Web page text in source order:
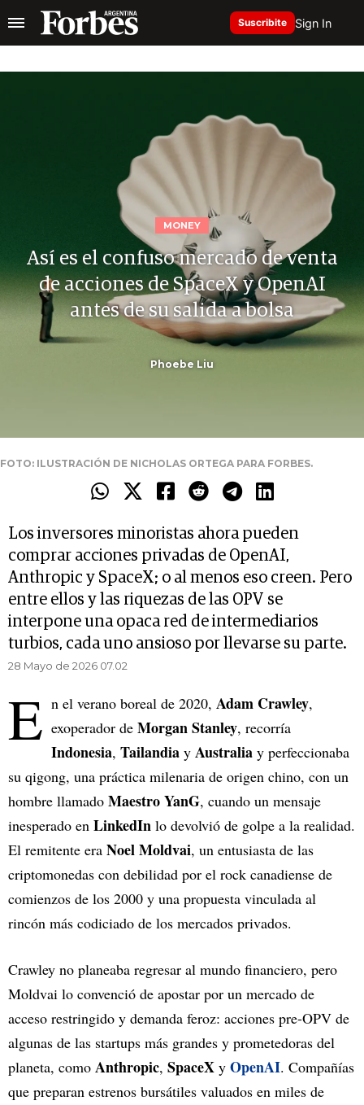
Suscribite Sign In
MONEY
Así es el confuso mercado de venta
de acciones de SpaceX y OpenAI
antes de su salida a bolsa
Phoebe Liu
FOTO: ILUSTRACIÓN DE NICHOLAS ORTEGA PARA FORBES.
Los inversores minoristas ahora pueden
comprar acciones privadas de OpenAI,
Anthropic y SpaceX; o al menos eso creen. Pero
entre ellos y las riquezas de las OPV se
interpone una opaca red de intermediarios
turbios, cada uno ansioso por llevarse su parte.
28 Mayo de 2026 07.02
E n el verano boreal de 2020, Adam Crawley,
exoperador de Morgan Stanley, recorría
Indonesia, Tailandia y Australia y perfeccionaba
su qigong, una práctica milenaria de origen chino, con un
hombre llamado Maestro YanG, cuando un mensaje
inesperado en LinkedIn lo devolvió de golpe a la realidad.
El remitente era Noel Moldvai, un entusiasta de las
criptomonedas con debilidad por el rock canadiense de
comienzos de los 2000 y una propuesta vinculada al
rincón más codiciado de los mercados privados.
Crawley no planeaba regresar al mundo financiero, pero
Moldvai lo convenció de apostar por un mercado de
acceso restringido y demanda feroz: acciones pre-OPV de
algunas de las startups más grandes y prometedoras del
planeta, como Anthropic, SpaceX y OpenAI. Compañías
que preparan estrenos bursátiles valuados en miles de